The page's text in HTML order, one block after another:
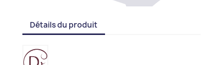
Détails du produit